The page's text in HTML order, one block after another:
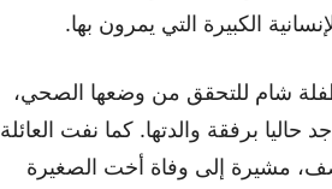
الكبيرة التي يمرون بها.
الطفلة شام للتحقق من وضعها الصحي،
حاليا برفقة والدتها. كما نفت العائلة
مشيرة إلى وفاة أخت الصغيرة